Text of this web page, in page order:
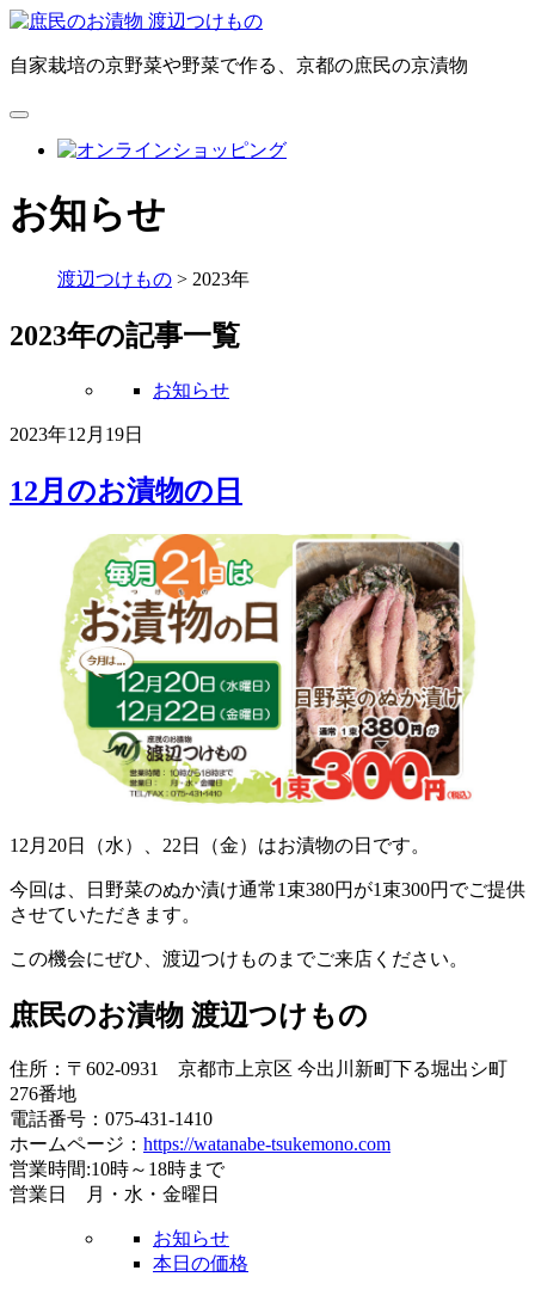
自家栽培の京野菜や野菜で作る、京都の庶民の京漬物
お知らせ
渡辺つけもの > 2023年
2023年の記事一覧
お知らせ
2023年12月19日
12月のお漬物の日
12月20日（水）、22日（金）はお漬物の日です。
今回は、日野菜のぬか漬け通常1束380円が1束300円でご提供
させていただきます。
この機会にぜひ、渡辺つけものまでご来店ください。
庶民のお漬物 渡辺つけもの
住所：〒602-0931 京都市上京区 今出川新町下る堀出シ町
276番地
電話番号：075-431-1410
ホームページ： https://watanabe-tsukemono.com
営業時間:10時～18時まで
営業日 月・水・金曜日
お知らせ
本日の価格